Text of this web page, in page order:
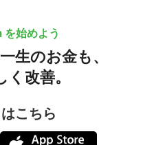
を始めよう
一生のお金も、
改善。
こちら